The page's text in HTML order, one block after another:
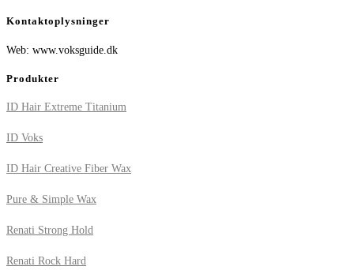
Kontaktoplysninger
Web: www.voksguide.dk
Produkter
ID Hair Extreme Titanium
ID Voks
ID Hair Creative Fiber Wax
Pure & Simple Wax
Renati Strong Hold
Renati Rock Hard